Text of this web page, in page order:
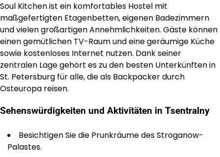
Soul Kitchen ist ein komfortables Hostel mit
maßgefertigten Etagenbetten, eigenen Badezimmern
und vielen großartigen Annehmlichkeiten. Gäste können
einen gemütlichen TV-Raum und eine geräumige Küche
sowie kostenloses Internet nutzen. Dank seiner
zentralen Lage gehört es zu den besten Unterkünften in
St. Petersburg für alle, die als Backpacker durch
Osteuropa reisen.
Sehenswürdigkeiten und Aktivitäten in Tsentralny
Besichtigen Sie die Prunkräume des Stroganow-
Palastes.